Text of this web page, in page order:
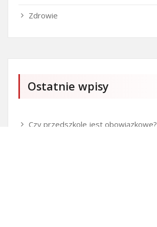
Zdrowie
Ostatnie wpisy
Czy przedszkole jest obowiązkowe?